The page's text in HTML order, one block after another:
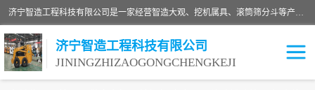
济宁智造工程科技有限公司是一家经营智造大观、挖机属具、滚筒筛分斗等产品的滑移装载机厂家。济宁智造工程科技有限公司奉行以质量赢得用户，诚信为本，互利共赢的宗旨，依靠雄厚的技术力量，科学的管理制度，先进的加工检测设备，始终坚持以客户为中心，免费咨询！
济宁智造工程科技有限公司
JININGZHIZAOGONGCHENGKEJI